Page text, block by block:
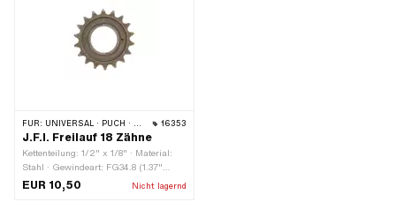
FÜR: UNIVERSAL · PUCH · SACHS · PIAGGIO 16353
J.F.I. Freilauf 18 Zähne
Kettenteilung: 1/2" x 1/8" · Material:
Stahl · Gewindeart: FG34.8 (1.37"
24G) · Oberfläche: gehärtet · Anzahl
Zähne: 18 Stk.
EUR 10,50 Nicht lagernd